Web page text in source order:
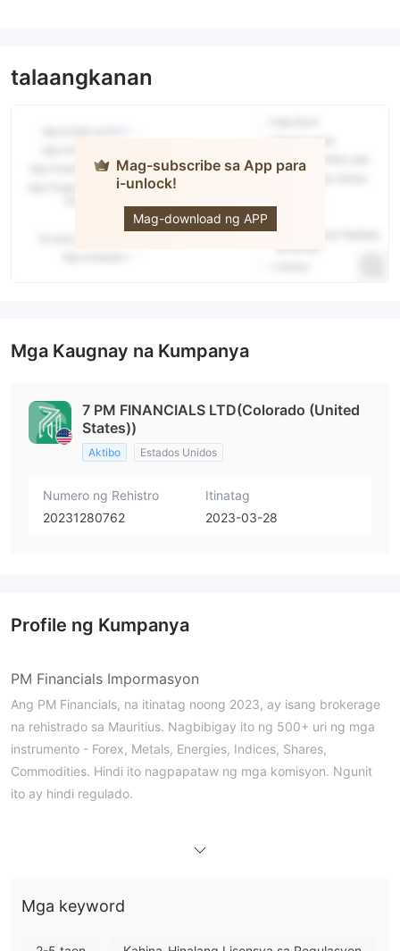
talaangkanan
Mag-subscribe sa App para
i-unlock!
Mag-download ng APP
Mga Kaugnay na Kumpanya
7 PM FINANCIALS LTD(Colorado (United
States))
Aktibo Estados Unidos
Numero ng Rehistro
20231280762
Itinatag
2023-03-28
Profile ng Kumpanya
PM Financials Impormasyon
Ang PM Financials, na itinatag noong 2023, ay isang brokerage
na rehistrado sa Mauritius. Nagbibigay ito ng 500+ uri ng mga
instrumento - Forex, Metals, Energies, Indices, Shares,
Commodities. Hindi ito nagpapataw ng mga komisyon. Ngunit
ito ay hindi regulado.
hanay ng mga instrumento sa pagkalakalanHindi
Islamic accountMagagamit ang demo account
Mga keyword